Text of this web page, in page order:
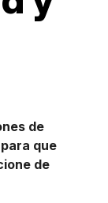
de
que
de